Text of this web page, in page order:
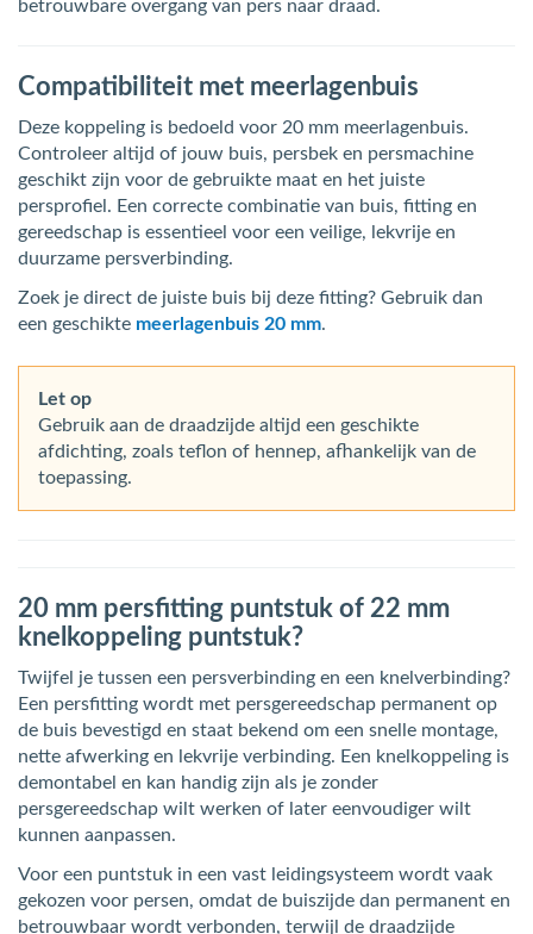
betrouwbare overgang van pers naar draad.
Compatibiliteit met meerlagenbuis
Deze koppeling is bedoeld voor 20 mm meerlagenbuis.
Controleer altijd of jouw buis, persbek en persmachine
geschikt zijn voor de gebruikte maat en het juiste
persprofiel. Een correcte combinatie van buis, fitting en
gereedschap is essentieel voor een veilige, lekvrije en
duurzame persverbinding.
Zoek je direct de juiste buis bij deze fitting? Gebruik dan
een geschikte meerlagenbuis 20 mm.
Let op
Gebruik aan de draadzijde altijd een geschikte
afdichting, zoals teflon of hennep, afhankelijk van de
toepassing.
20 mm persfitting puntstuk of 22 mm
knelkoppeling puntstuk?
Twijfel je tussen een persverbinding en een knelverbinding?
Een persfitting wordt met persgereedschap permanent op
de buis bevestigd en staat bekend om een snelle montage,
nette afwerking en lekvrije verbinding. Een knelkoppeling is
demontabel en kan handig zijn als je zonder
persgereedschap wilt werken of later eenvoudiger wilt
kunnen aanpassen.
Voor een puntstuk in een vast leidingsysteem wordt vaak
gekozen voor persen, omdat de buiszijde dan permanent en
betrouwbaar wordt verbonden, terwijl de draadzijde